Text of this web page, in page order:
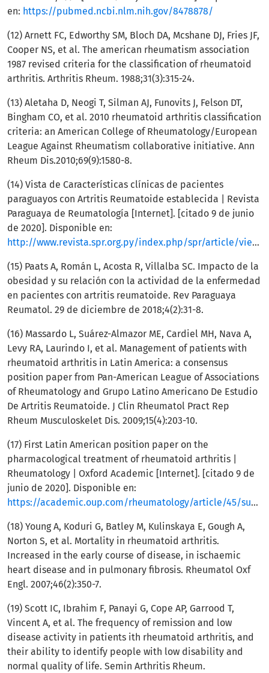
en: https://pubmed.ncbi.nlm.nih.gov/8478878/
(12) Arnett FC, Edworthy SM, Bloch DA, Mcshane DJ, Fries JF,
Cooper NS, et al. The american rheumatism association
1987 revised criteria for the classification of rheumatoid
arthritis. Arthritis Rheum. 1988;31(3):315-24.
(13) Aletaha D, Neogi T, Silman AJ, Funovits J, Felson DT,
Bingham CO, et al. 2010 rheumatoid arthritis classification
criteria: an American College of Rheumatology/European
League Against Rheumatism collaborative initiative. Ann
Rheum Dis.2010;69(9):1580-8.
(14) Vista de Características clínicas de pacientes
paraguayos con Artritis Reumatoide establecida | Revista
Paraguaya de Reumatología [Internet]. [citado 9 de junio
de 2020]. Disponible en:
http://www.revista.spr.org.py/index.php/spr/article/view/21/135
(15) Paats A, Román L, Acosta R, Villalba SC. Impacto de la
obesidad y su relación con la actividad de la enfermedad
en pacientes con artritis reumatoide. Rev Paraguaya
Reumatol. 29 de diciembre de 2018;4(2):31-8.
(16) Massardo L, Suárez-Almazor ME, Cardiel MH, Nava A,
Levy RA, Laurindo I, et al. Management of patients with
rheumatoid arthritis in Latin America: a consensus
position paper from Pan-American League of Associations
of Rheumatology and Grupo Latino Americano De Estudio
De Artritis Reumatoide. J Clin Rheumatol Pract Rep
Rheum Musculoskelet Dis. 2009;15(4):203-10.
(17) First Latin American position paper on the
pharmacological treatment of rheumatoid arthritis |
Rheumatology | Oxford Academic [Internet]. [citado 9 de
junio de 2020]. Disponible en:
https://academic.oup.com/rheumatology/article/45/suppl_2/ii7/1783870
(18) Young A, Koduri G, Batley M, Kulinskaya E, Gough A,
Norton S, et al. Mortality in rheumatoid arthritis.
Increased in the early course of disease, in ischaemic
heart disease and in pulmonary fibrosis. Rheumatol Oxf
Engl. 2007;46(2):350-7.
(19) Scott IC, Ibrahim F, Panayi G, Cope AP, Garrood T,
Vincent A, et al. The frequency of remission and low
disease activity in patients ith rheumatoid arthritis, and
their ability to identify people with low disability and
normal quality of life. Semin Arthritis Rheum.